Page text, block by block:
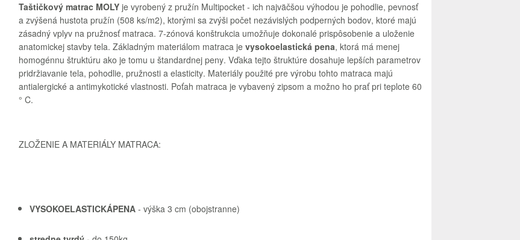
Taštičkový matrac MOLY je vyrobený z pružín Multipocket - ich najväčšou výhodou je pohodlie, pevnosť
a zvýšená hustota pružín (508 ks/m2), ktorými sa zvýši počet nezávislých podperných bodov, ktoré majú
zásadný vplyv na pružnosť matraca. 7-zónová konštrukcia umožňuje dokonalé prispôsobenie a uloženie
anatomickej stavby tela. Základným materiálom matraca je vysokoelastická pena, ktorá má menej
homogénnu štruktúru ako je tomu u štandardnej peny. Vďaka tejto štruktúre dosahuje lepších parametrov
pridržiavanie tela, pohodlie, pružnosti a elasticity. Materiály použité pre výrobu tohto matraca majú
antialergické a antimykotické vlastnosti. Poťah matraca je vybavený zipsom a možno ho prať pri teplote 60
° C.
ZLOŽENIE A MATERIÁLY MATRACA:
VYSOKOELASTICKÁPENA - výška 3 cm (obojstranne)